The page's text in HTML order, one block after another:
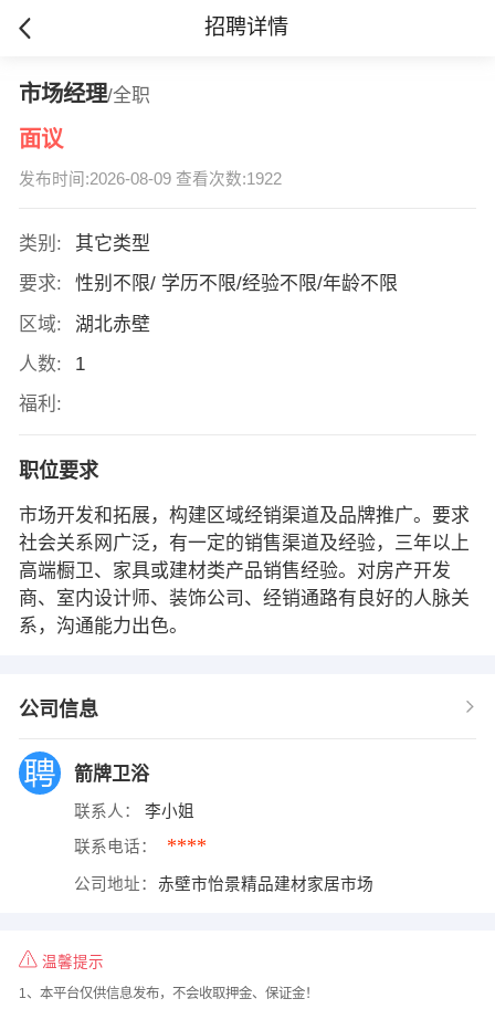
招聘详情
市场经理/全职
面议
发布时间:2026-08-09 查看次数:1922
类别:
其它类型
要求:
性别不限/ 学历不限/经验不限/年龄不限
区域:
湖北赤壁
人数:
1
福利:
职位要求
市场开发和拓展，构建区域经销渠道及品牌推广。要求
社会关系网广泛，有一定的销售渠道及经验，三年以上
高端橱卫、家具或建材类产品销售经验。对房产开发
商、室内设计师、装饰公司、经销通路有良好的人脉关
系，沟通能力出色。
公司信息
箭牌卫浴
联系人： 李小姐
联系电话： ****
公司地址： 赤壁市怡景精品建材家居市场
温馨提示
1、本平台仅供信息发布，不会收取押金、保证金！